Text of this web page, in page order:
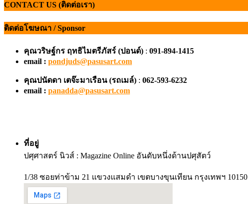
CONTACT US (ติดต่อเรา)
ติดต่อโฆษณา / Sponsor
คุณวริษฐ์กร ฤทธิไมตรีภัสร์ (ปอนด์) : 091-894-1415
email : pondjuds@pasusart.com
คุณปนัดดา เตจ๊ะมาเรือน (รถเมล์) : 062-593-6232
email : panadda@pasusart.com
ที่อยู่
ปศุศาสตร์ นิวส์ : Magazine Online อันดับหนึ่งด้านปศุสัตว์
1/38 ซอยท่าข้าม 21 แขวงแสมดำ เขตบางขุนเทียน กรุงเทพฯ 10150